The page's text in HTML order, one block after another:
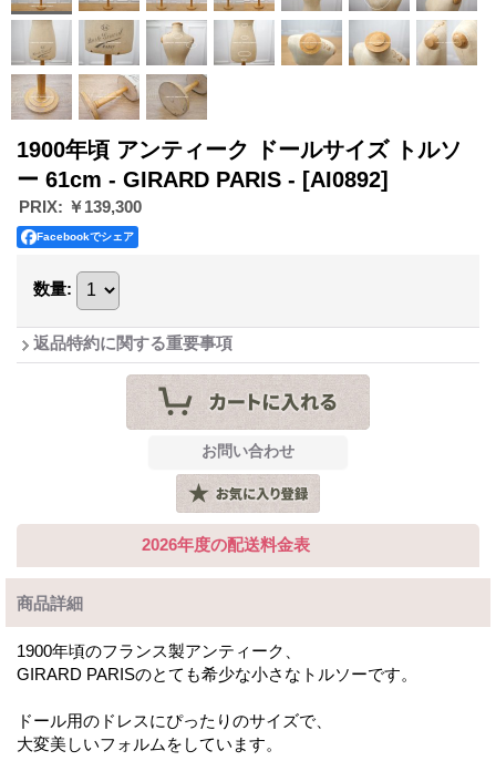
1900年頃 アンティーク ドールサイズ トルソ
ー 61cm - GIRARD PARIS - [AI0892]
PRIX: ￥139,300
Facebookでシェア
数量:
返品特約に関する重要事項
2026年度の配送料金表
商品詳細
1900年頃のフランス製アンティーク、
GIRARD PARISのとても希少な小さなトルソーです。
ドール用のドレスにぴったりのサイズで、
大変美しいフォルムをしています。